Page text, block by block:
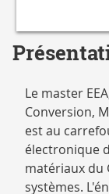
Le master
Conversion,
est au
électronique
matériaux du
systèmes.